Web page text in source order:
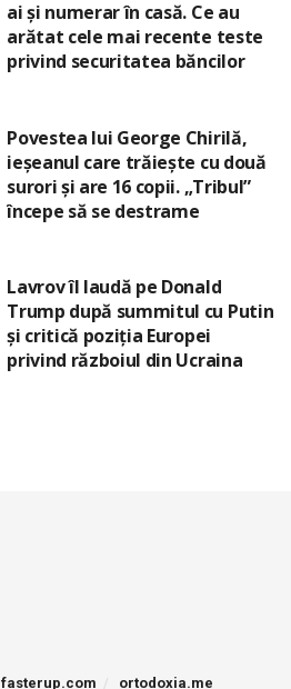
ai și numerar în casă. Ce au
arătat cele mai recente teste
privind securitatea băncilor
Povestea lui George Chirilă,
ieșeanul care trăiește cu două
surori și are 16 copii. „Tribul”
începe să se destrame
Lavrov îl laudă pe Donald
Trump după summitul cu Putin
și critică poziția Europei
privind războiul din Ucraina
fasterup.com ortodoxia.me